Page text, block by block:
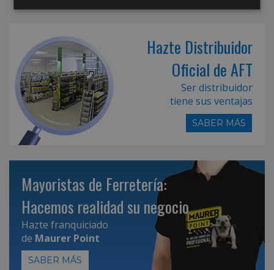
Hazte Distribuidor
Oficial de AFT
Ser distribuidor
tiene sus ventajas
SABER MÁS
Mayoristas de Ferretería:
Hacemos realidad su negocio
Hazte franquiciado
de Maurer Point
SABER MÁS